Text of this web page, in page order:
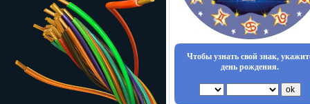
Чтобы узнать свой знак,
день рождения.